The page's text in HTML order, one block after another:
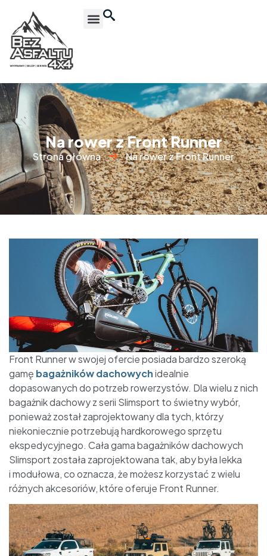
Na rower z Front Runner
Strona główna Na rower z Front Runner
Front Runner w swojej ofercie posiada bardzo szeroką
gamę bagażników dachowychidealnie
dopasowanych do potrzeb rowerzystów. Dla wielu z nich
bagażnik dachowy z serii Slimsport to świetny wybór,
ponieważ został zaprojektowany dla tych, którzy
niekoniecznie potrzebują hardkorowego sprzętu
ekspedycyjnego. Cała gama bagażników dachowych
Slimsport została zaprojektowana tak, aby była lekka
i modułowa, co oznacza, że możesz korzystać z wielu
różnych akcesoriów, które oferuje Front Runner.